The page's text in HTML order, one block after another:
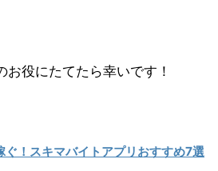
お役にたてたら幸いです！
ぐ！スキマバイトアプリおすすめ7選